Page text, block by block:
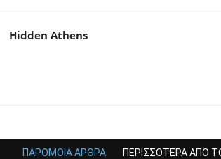
Hidden Athens
ΠΑΡΟΜΟΙΑ ΑΡΘΡΑ ΠΕΡΙΣΣΟΤΕΡΑ ΑΠΟ